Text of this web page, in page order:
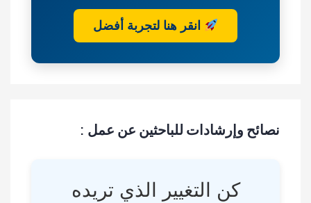
انقر هنا لتجربة أفضل
نصائح وإرشادات للباحثين عن عمل :
كن التغيير الذي تريده